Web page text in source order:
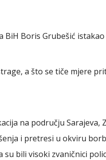
BiH Boris Grubešić
a što se tiče mjere
na području Sarajeva,
i pretresi u okviru
su bili visoki zvaničnici